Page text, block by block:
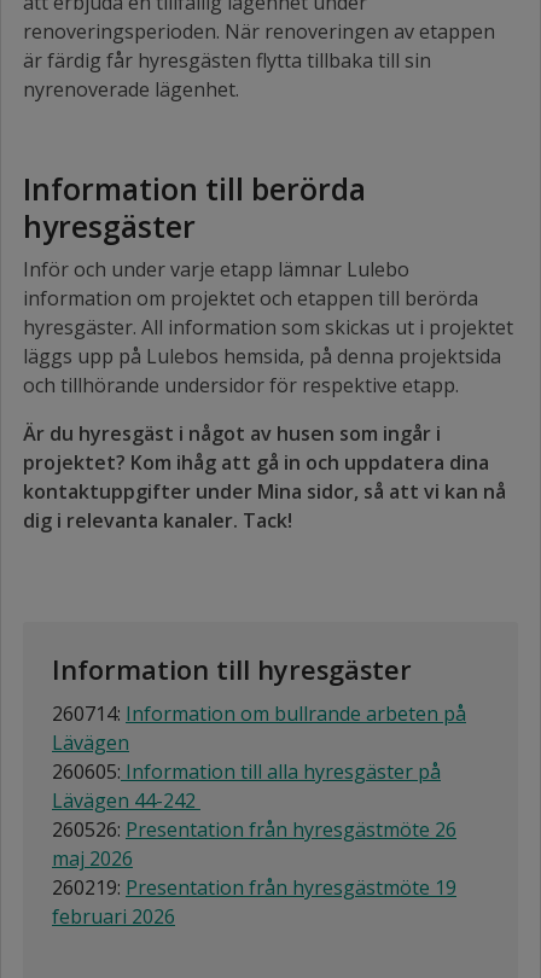
renoveringsperioden. När renoveringen av etappen
är färdig får hyresgästen flytta tillbaka till sin
nyrenoverade lägenhet.
Information till berörda
hyresgäster
Inför och under varje etapp lämnar Lulebo
information om projektet och etappen till berörda
hyresgäster. All information som skickas ut i projektet
läggs upp på Lulebos hemsida, på denna projektsida
och tillhörande undersidor för respektive etapp.
Är du hyresgäst i något av husen som ingår i
projektet? Kom ihåg att gå in och uppdatera dina
kontaktuppgifter under Mina sidor, så att vi kan nå
dig i relevanta kanaler. Tack!
Information till hyresgäster
260714: Information om bullrande arbeten på
Lävägen
260605: Information till alla hyresgäster på
Lävägen 44-242
260526: Presentation från hyresgästmöte 26
maj 2026
260219: Presentation från hyresgästmöte 19
februari 2026